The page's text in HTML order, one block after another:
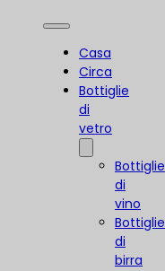
Casa
Circa
Bottiglie
di
vetro
Bottiglie
di
vino
Bottiglie
di
birra